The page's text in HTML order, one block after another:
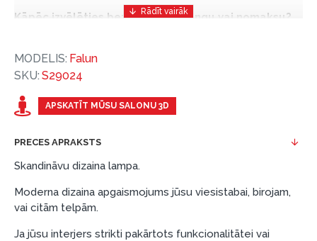
Kāpēc izvēlēties bezprocentu līzingu vai nomaksu?
un izdevīgs finansēšanas risinājums, lai iegādātos
vajadzīgās preces tulīt, bet par tām norēķinoties
vēlāk.
Ar ESTO iegūstiet bezprocentu līzinga vai nomaksas
termiņu līdz 12 mēnešiem.
Piemērs: Preces cena 300 €, termiņš: 12 mēneši,
pirmā iemaksa: 0 €, ikmēneša maksājums: 25 €,
kopējā pārmaksa: 0 €.
Līzingu un nomaksu varat noformēt arī apmeklējot mūsu
APSKATĪT MŪSU SALONU 3D
PRECES APRAKSTS
Skandināvu dizaina lampa.
Moderna dizaina apgaismojums jūsu viesistabai, birojam,
vai citām telpām.
Ja jūsu interjers strikti pakārtots funkcionalitātei vai
MODELIS: Falun
SKU: S29024